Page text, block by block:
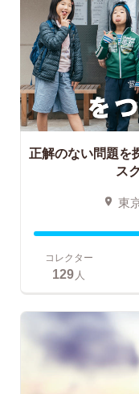
正解のない問題を
ス
東
コレクター
129人